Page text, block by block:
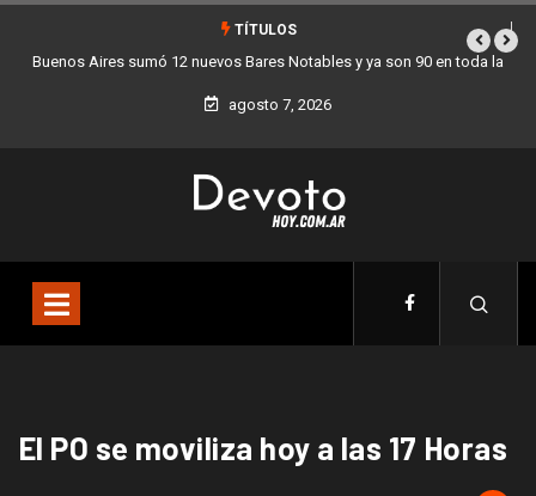
TÍTULOS
Buenos Aires sumó 12 nuevos Bares Notables y ya son 90 en toda la
Ciudad
agosto 7, 2026
El PO se moviliza hoy a las 17 Horas